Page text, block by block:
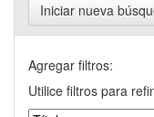
Iniciar nueva
Agregar filtros:
Utilice filtros para